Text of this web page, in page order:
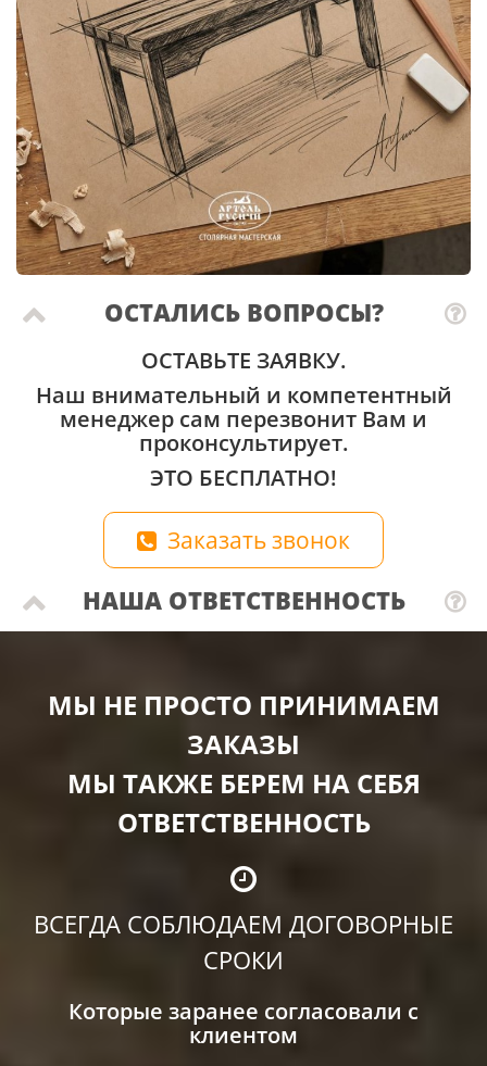
ОСТАЛИСЬ ВОПРОСЫ?
ОСТАВЬТЕ ЗАЯВКУ.
Наш внимательный и компетентный
менеджер сам перезвонит Вам и
проконсультирует.
ЭТО БЕСПЛАТНО!
Заказать звонок
НАША ОТВЕТСТВЕННОСТЬ
МЫ НЕ ПРОСТО ПРИНИМАЕМ
ЗАКАЗЫ
МЫ ТАКЖЕ БЕРЕМ НА СЕБЯ
ОТВЕТСТВЕННОСТЬ
ВСЕГДА СОБЛЮДАЕМ ДОГОВОРНЫЕ
СРОКИ
Которые заранее согласовали с
клиентом